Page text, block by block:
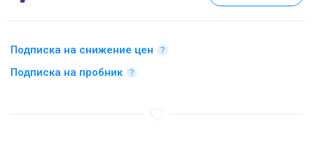
Подписка на снижение цен
Подписка на пробник